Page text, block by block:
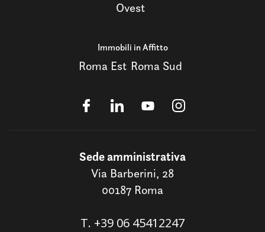
Ovest
Immobili in Affitto
Roma Est Roma Sud
Sede amministrativa
Via Barberini, 28
00187 Roma
T. +39 06 45412247